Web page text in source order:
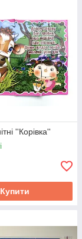
''Корівка''
Купити